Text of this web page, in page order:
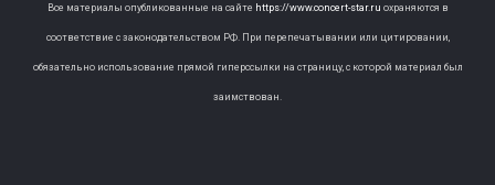
Все материалы опубликованные на сайте https://www.concert-star.ru охраняются в
соответствие с законодательством РФ. При перепечатывании или цитировании,
обязательно использование прямой гиперссылки на страницу, с которой материал был
заимствован.